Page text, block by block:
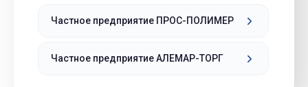
Частное предприятие ПРОС-ПОЛИМЕР
Частное предприятие АЛЕМАР-ТОРГ